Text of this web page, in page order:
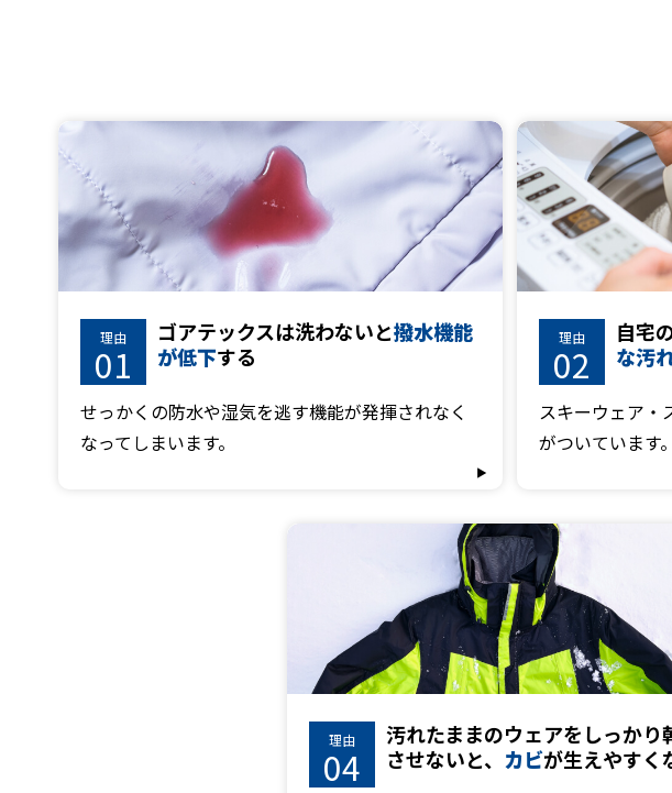
理由
01
ゴアテックスは洗わないと撥水機能
が低下する
せっかくの防水や湿気を逃す機能が発揮されなく
なってしまいます。
理由
02
自宅
な汚
スキーウェア・
がついています。
理由
04
汚れたままのウェアをしっかり
させないと、 カビが生えやすく